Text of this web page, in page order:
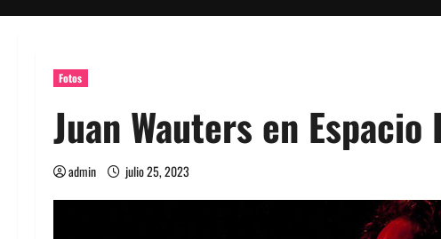
Fotos
Juan Wauters en
admin julio 25, 2023